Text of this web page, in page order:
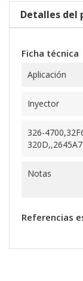
Detalles del
Ficha técnica
Aplicación
Inyector
326-
Notas
Referencias